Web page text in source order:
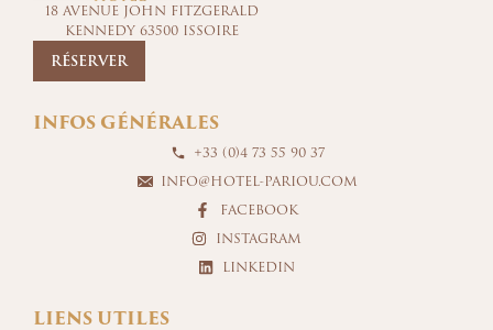
18 AVENUE JOHN FITZGERALD
KENNEDY 63500 ISSOIRE
RÉSERVER
INFOS GÉNÉRALES
+33 (0)4 73 55 90 37
INFO@HOTEL-PARIOU.COM
FACEBOOK
INSTAGRAM
LINKEDIN
LIENS UTILES